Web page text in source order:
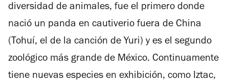
diversidad de animales, fue el primero donde
nació un panda en cautiverio fuera de China
(Tohuí, el de la canción de Yuri) y es el segundo
zoológico más grande de México. Continuamente
tiene nuevas especies en exhibición, como Iztac,